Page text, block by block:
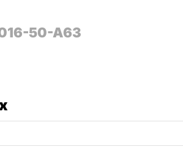
50-A63